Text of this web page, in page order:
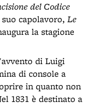
del Codice
capolavoro, Le
la stagione
di Luigi
di console a
in quanto non
1831 è destinato a